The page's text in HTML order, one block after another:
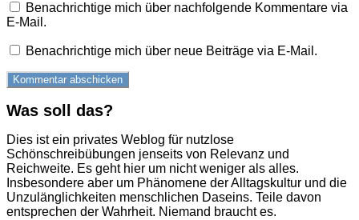
Benachrichtige mich über nachfolgende Kommentare via
E-Mail.
Benachrichtige mich über neue Beiträge via E-Mail.
Was soll das?
Dies ist ein privates Weblog für nutzlose
Schönschreibübungen jenseits von Relevanz und
Reichweite. Es geht hier um nicht weniger als alles.
Insbesondere aber um Phänomene der Alltagskultur und die
Unzulänglichkeiten menschlichen Daseins. Teile davon
entsprechen der Wahrheit. Niemand braucht es.